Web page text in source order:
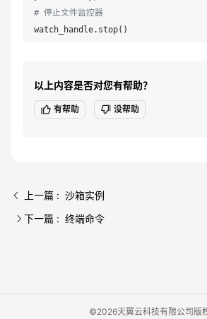
# 停止文件监控器
watch_handle.stop()
以上内容是否对您有帮助？
有帮助 没帮助
上一篇 : 沙箱实例
下一篇 : 终端命令
©2026天翼云科技有限公司版